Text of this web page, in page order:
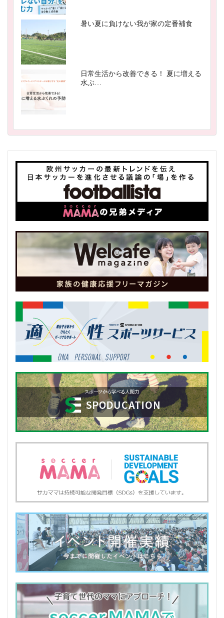
暑い夏に負けない我が家の定番補食
日常生活から改善できる！ 夏に増える
水ぶ…